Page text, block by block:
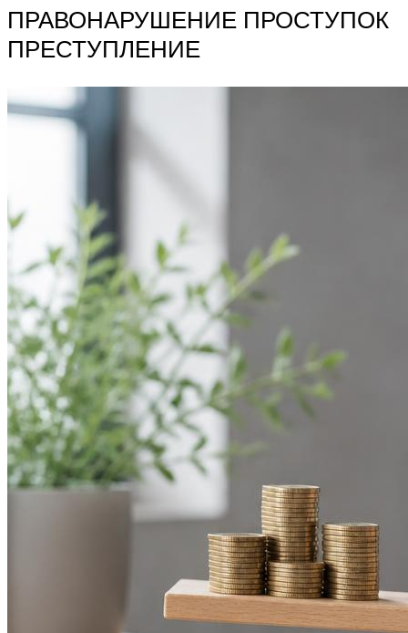
ПРАВОНАРУШЕНИЕ ПРОСТУПОК
ПРЕСТУПЛЕНИЕ